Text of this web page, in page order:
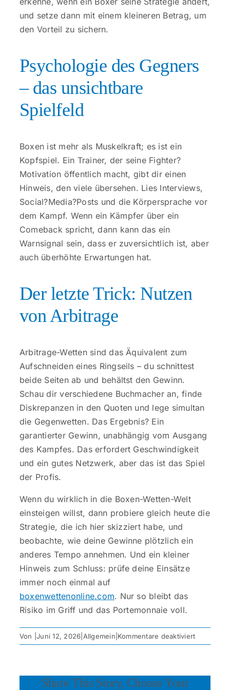
und setze dann mit einem kleineren Betrag, um
den Vorteil zu sichern.
Psychologie des Gegners
– das unsichtbare
Spielfeld
Boxen ist mehr als Muskelkraft; es ist ein
Kopfspiel. Ein Trainer, der seine Fighter?
Motivation öffentlich macht, gibt dir einen
Hinweis, den viele übersehen. Lies Interviews,
Social?Media?Posts und die Körpersprache vor
dem Kampf. Wenn ein Kämpfer über ein
Comeback spricht, dann kann das ein
Warnsignal sein, dass er zuversichtlich ist, aber
auch überhöhte Erwartungen hat.
Der letzte Trick: Nutzen
von Arbitrage
Arbitrage-Wetten sind das Äquivalent zum
Aufschneiden eines Ringseils – du schnittest
beide Seiten ab und behältst den Gewinn.
Schau dir verschiedene Buchmacher an, finde
Diskrepanzen in den Quoten und lege simultan
die Gegenwetten. Das Ergebnis? Ein
garantierter Gewinn, unabhängig vom Ausgang
des Kampfes. Das erfordert Geschwindigkeit
und ein gutes Netzwerk, aber das ist das Spiel
der Profis.
Wenn du wirklich in die Boxen-Wetten-Welt
einsteigen willst, dann probiere gleich heute die
Strategie, die ich hier skizziert habe, und
beobachte, wie deine Gewinne plötzlich ein
anderes Tempo annehmen. Und ein kleiner
Hinweis zum Schluss: prüfe deine Einsätze
immer noch einmal auf
boxenwettenonline.com. Nur so bleibt das
Risiko im Griff und das Portemonnaie voll.
Von |Juni 12, 2026 Allgemein Kommentare deaktiviertfür
Strategien
Share This Story, Choose Your